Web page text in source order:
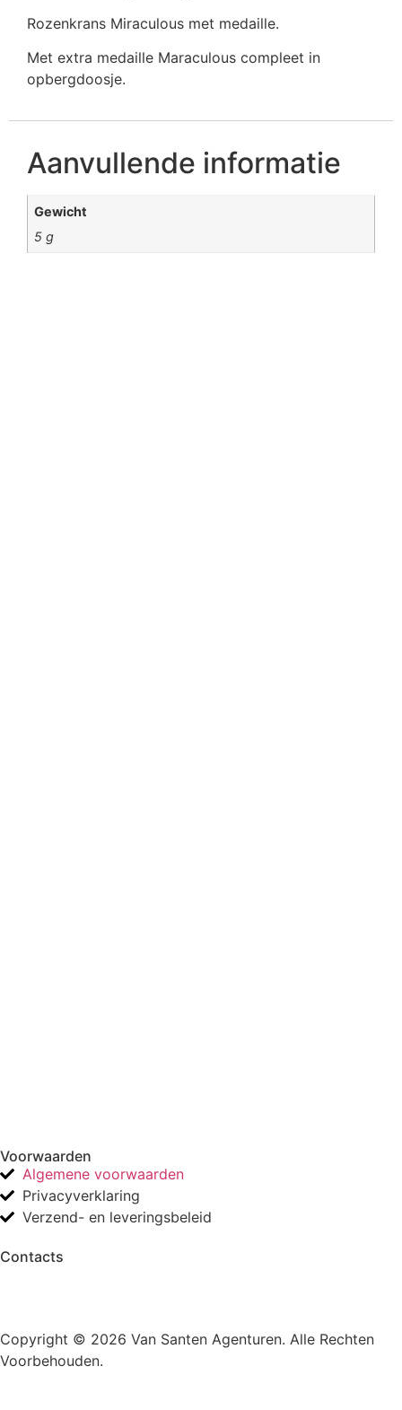
Rozenkrans Miraculous met medaille.
Met extra medaille Maraculous compleet in
opbergdoosje.
Aanvullende informatie
Gewicht
5 g
Voorwaarden
Algemene voorwaarden
Privacyverklaring
Verzend- en leveringsbeleid
Contacts
Copyright © 2026 Van Santen Agenturen. Alle Rechten
Voorbehouden.